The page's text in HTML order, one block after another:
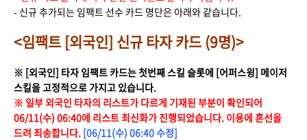
- 신규 추가되는 임팩트 선수 카드 명단은 아래와 같습니다.
<임팩트 [외국인] 신규 타자 카드 (9명)>
※ [외국인] 타자 임팩트 카드는 첫번째 스킬 슬롯에 [어퍼스윙] 메이저
스킬을 고정적으로 가지고 있습니다.
※ 일부 외국인 타자의 리스트가 다르게 기재된 부분이 확인되어
06/11(수) 06:40에 리스트 최신화가 진행되었습니다. 이용에 혼선을
드려 죄송합니다. [06/11(수) 06:40 수정]